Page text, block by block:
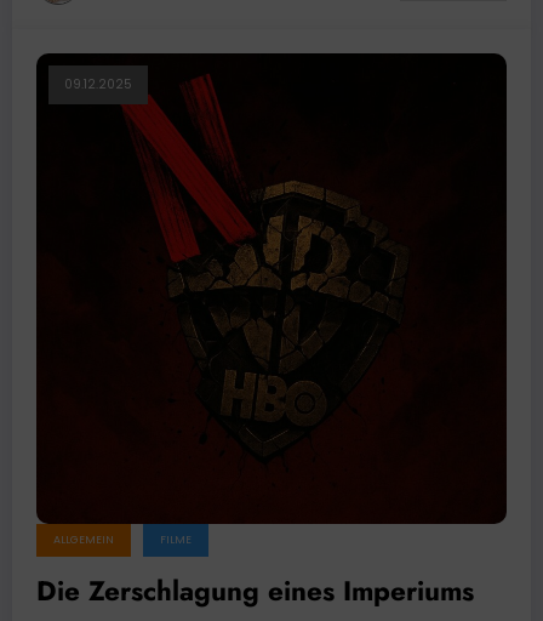
09.12.2025
ALLGEMEIN FILME
Die Zerschlagung eines Imperiums